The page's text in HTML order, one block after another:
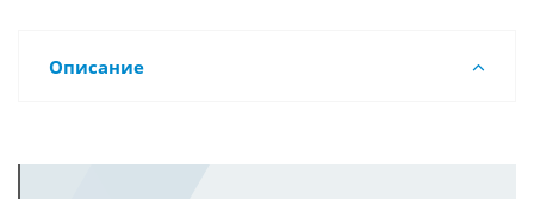
Описание